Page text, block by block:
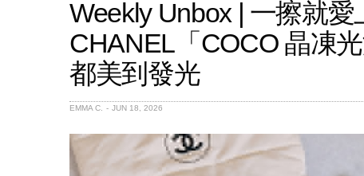
Weekly Unbox | 一擦就愛
CHANEL「COCO 晶凍
都美到發光
EMMA C. JUN 18, 2026